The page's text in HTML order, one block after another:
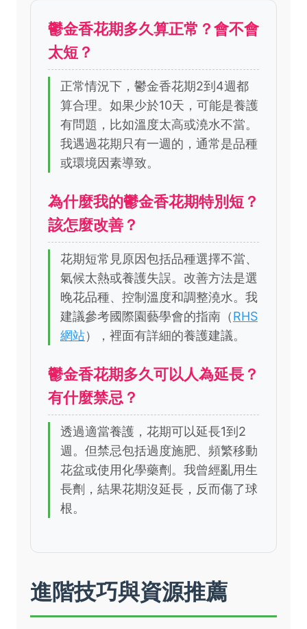
鬱金香花期多久算正常？會不會
太短？
正常情況下，鬱金香花期2到4週都
算合理。如果少於10天，可能是養護
有問題，比如溫度太高或澆水不當。
我遇過花期只有一週的，通常是品種
或環境因素導致。
為什麼我的鬱金香花期特別短？
該怎麼改善？
花期短常見原因包括品種選擇不當、
氣候太熱或養護失誤。改善方法是選
晚花品種、控制溫度和調整澆水。我
建議參考國際園藝學會的指南（RHS
網站），裡面有詳細的養護建議。
鬱金香花期多久可以人為延長？
有什麼禁忌？
透過適當養護，花期可以延長1到2
週。但禁忌包括過度施肥、頻繁移動
花盆或使用化學藥劑。我曾經亂用生
長劑，結果花期沒延長，反而傷了球
根。
進階技巧與資源推薦